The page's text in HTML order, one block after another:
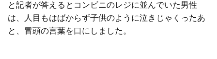
と記者が答えるとコンビニのレジに並んでいた男性
は、人目もはばからず子供のように泣きじゃくったあ
と、冒頭の言葉を口にしました。